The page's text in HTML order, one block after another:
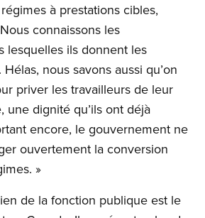
à prestations cibles,
connaissons les
lesquelles ils donnent les
nous savons aussi qu’on
priver les travailleurs de leur
une dignité qu’ils ont déjà
encore, le gouvernement ne
ouvertement la conversion
»
de la fonction publique est le